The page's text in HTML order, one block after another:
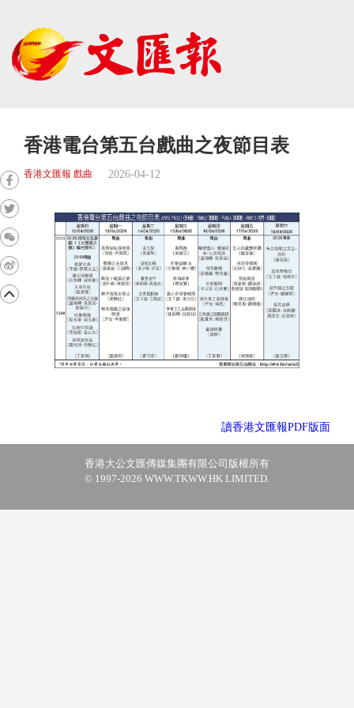
香港電台第五台戲曲之夜節目表
香港文匯報 戲曲 2026-04-12
讀香港文匯報PDF版面
香港大公文匯傳媒集團有限公司版權所有
© 1997-2026 WWW.TKWW.HK LIMITED.